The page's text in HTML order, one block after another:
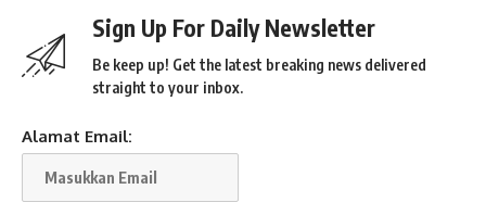
Sign Up For Daily Newsletter
Be keep up! Get the latest breaking news delivered
straight to your inbox.
Alamat Email: